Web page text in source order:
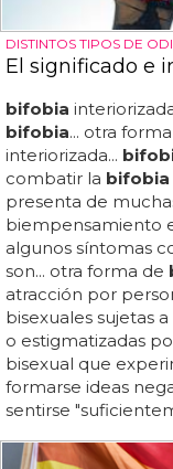
DISTINTOS TIPOS DE
El significado e
bifobia
bifobia... otra
interiorizada...
combatir la bifobia
presenta de
biempensamiento
algunos síntomas
son... otra forma de
atracción por
bisexuales sujetas a
o estigmatizadas
bisexual que
formarse ideas
sentirse